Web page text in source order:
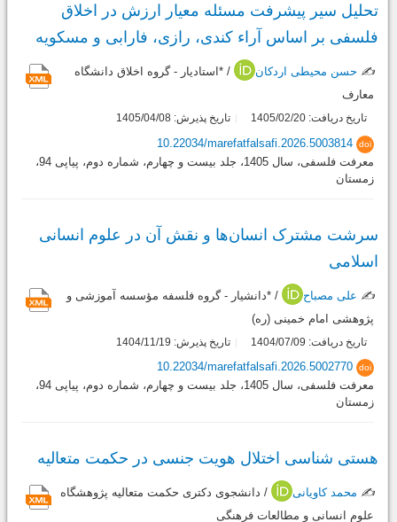
تحلیل سیر پیشرفت مسئله معیار ارزش در اخلاق
فلسفی بر اساس آراء کندی، رازی، فارابی و مسکویه
✍️ حسن محیطی اردکان
/ *استادیار - گروه اخلاق دانشگاه
معارف
تاریخ دریافت: 1405/02/20 تاریخ پذیرش: 1405/04/08
doi
10.22034/marefatfalsafi.2026.5003814
معرفت فلسفی، سال 1405، جلد بیست و چهارم، شماره دوم، پیاپی 94،
زمستان
سرشت مشترک انسان‌ها و نقش آن در علوم انسانی
اسلامی
✍️ علی مصباح
/ *دانشیار - گروه فلسفه مؤسسه آموزشی و
پژوهشی امام خمینی (ره)
تاریخ دریافت: 1404/07/09 تاریخ پذیرش: 1404/11/19
doi
10.22034/marefatfalsafi.2026.5002770
معرفت فلسفی، سال 1405، جلد بیست و چهارم، شماره دوم، پیاپی 94،
زمستان
هستی شناسی اختلال هویت جنسی در حکمت متعالیه
✍️ محمد کاویانی
/ دانشجوی دکتری حکمت متعالیه پژوهشگاه
علوم انسانی و مطالعات فرهنگی